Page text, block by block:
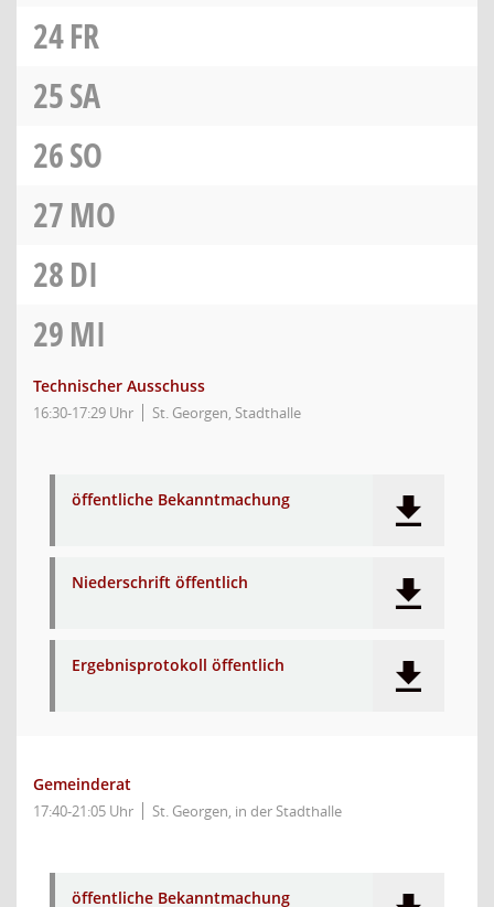
24FR
25SA
26SO
27MO
28DI
29MI
Technischer Ausschuss
16:30-17:29 Uhr St. Georgen, Stadthalle
öffentliche Bekanntmachung
Niederschrift öffentlich
Ergebnisprotokoll öffentlich
Gemeinderat
17:40-21:05 Uhr St. Georgen, in der Stadthalle
öffentliche Bekanntmachung